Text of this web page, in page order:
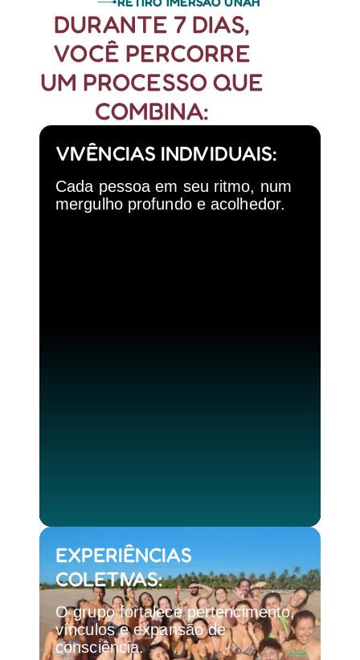
DURANTE 7 DIAS,
VOCÊ PERCORRE
UM PROCESSO QUE
COMBINA:
VIVÊNCIAS INDIVIDUAIS:
Cada pessoa em seu ritmo, num
mergulho profundo e acolhedor.
EXPERIÊNCIAS
COLETIVAS:
O grupo fortalece pertencimento,
vínculos e expansão de
consciência.